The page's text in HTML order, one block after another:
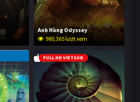
Anh Hùng Odyssey
980,365 lượt xem
FULL HD VIETSUB